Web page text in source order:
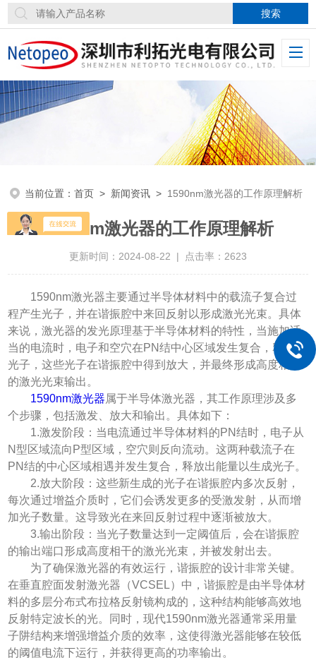
当前位置：首页 > 新闻资讯 > 1590nm激光器的工作原理解析
1590nm激光器的工作原理解析
更新时间：2024-08-22 | 点击率：2623
1590nm激光器主要通过半导体材料中的载流子复合过
程产生光子，并在谐振腔中来回反射以形成激光光束。具体
来说，激光器的发光原理基于半导体材料的特性，当施加适
当的电流时，电子和空穴在PN结中心区域发生复合，释放出
光子，这些光子在谐振腔中得到放大，并最终形成高度相干
的激光光束输出。
1590nm激光器属于半导体激光器，其工作原理涉及多
个步骤，包括激发、放大和输出。具体如下：
1.激发阶段：当电流通过半导体材料的PN结时，电子从
N型区域流向P型区域，空穴则反向流动。这两种载流子在
PN结的中心区域相遇并发生复合，释放出能量以生成光子。
2.放大阶段：这些新生成的光子在谐振腔内多次反射，
每次通过增益介质时，它们会诱发更多的受激发射，从而增
加光子数量。这导致光在来回反射过程中逐渐被放大。
3.输出阶段：当光子数量达到一定阈值后，会在谐振腔
的输出端口形成高度相干的激光光束，并被发射出去。
为了确保激光器的有效运行，谐振腔的设计非常关键。
在垂直腔面发射激光器（VCSEL）中，谐振腔是由半导体材
料的多层分布式布拉格反射镜构成的，这种结构能够高效地
反射特定波长的光。同时，现代1590nm激光器通常采用量
子阱结构来增强增益介质的效率，这使得激光器能够在较低
的阈值电流下运行，并获得更高的功率输出。